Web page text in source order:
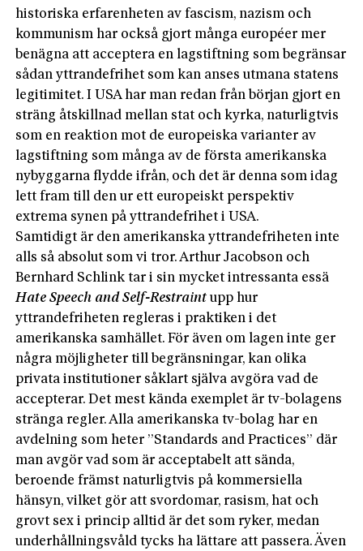
historiska erfarenheten av fascism, nazism och
kommunism har också gjort många européer mer
benägna att acceptera en lagstiftning som begränsar
sådan yttrandefrihet som kan anses utmana statens
legitimitet. I USA har man redan från början gjort en
sträng åtskillnad mellan stat och kyrka, naturligtvis
som en reaktion mot de europeiska varianter av
lagstiftning som många av de första amerikanska
nybyggarna flydde ifrån, och det är denna som idag
lett fram till den ur ett europeiskt perspektiv
extrema synen på yttrandefrihet i USA.
Samtidigt är den amerikanska yttrandefriheten inte
alls så absolut som vi tror. ­Arthur Jacobson och
Bernhard Schlink tar i sin mycket intressanta essä
Hate Speech and Self-Restraint upp hur
yttrandefriheten regleras i praktiken i det
amerikanska samhället. För även om lagen inte ger
några möjligheter till begränsningar, kan olika
privata institutioner såklart själva avgöra vad de
accepterar. Det mest kända exemplet är tv-bolagens
stränga regler. Alla amerikanska tv-­bolag har en
avdelning som heter ”Standards and Practices” där
man avgör vad som är acceptabelt att sända,
beroende främst naturligtvis på kommersiella
hänsyn, vilket gör att svordomar, rasism, hat och
grovt sex i princip alltid är det som ryker, medan
underhållningsvåld tycks ha lättare att passera. Även